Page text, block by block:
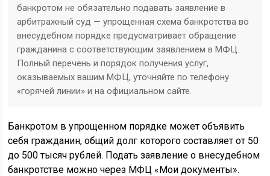
банкротом не обязательно подавать заявление в
арбитражный суд — упрощенная схема банкротства во
внесудебном порядке предусматривает обращение
гражданина с соответствующим заявлением в МФЦ.
Полный перечень и порядок получения услуг,
оказываемых вашим МФЦ, уточняйте по телефону
«горячей линии» и на официальном сайте.
Банкротом в упрощенном порядке может объявить
себя гражданин, общий долг которого составляет от 50
до 500 тысяч рублей. Подать заявление о внесудебном
банкротстве можно через МФЦ «Мои документы».